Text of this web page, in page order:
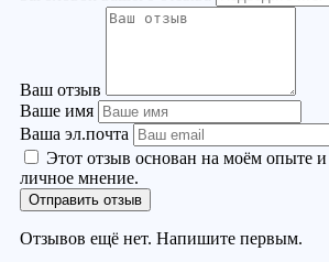
Ваш отзыв
Ваше имя
Ваша эл.почта
Этот отзыв основан на моём опыте
личное мнение.
Отправить отзыв
Отзывов ещё нет. Напишите первым.